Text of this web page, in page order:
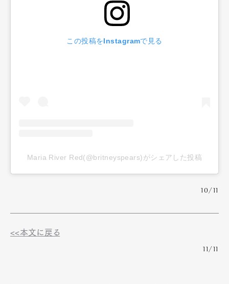
この投稿をInstagramで見る
Maria River Red(@britneyspears)がシェアした投稿
10/11
<<本文に戻る
11/11